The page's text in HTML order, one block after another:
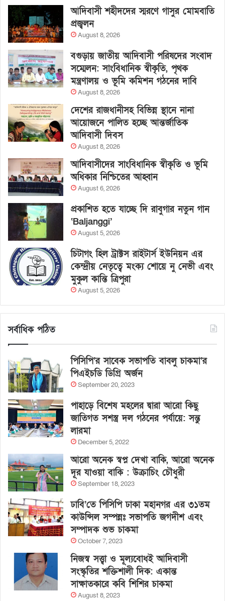
আদিবাসী শহীদদের স্মরণে গাসুর মোমবাতি
প্রজ্বলন
August 8, 2026
বগুড়ায় জাতীয় আদিবাসী পরিষদের সংবাদ
সম্মেলন: সাংবিধানিক স্বীকৃতি, পৃথক
মন্ত্রণালয় ও ভূমি কমিশন গঠনের দাবি
August 8, 2026
দেশের রাজধানীসহ বিভিন্ন স্থানে নানা
আয়োজনে পালিত হচ্ছে আন্তর্জাতিক
আদিবাসী দিবস
August 8, 2026
আদিবাসীদের সাংবিধানিক স্বীকৃতি ও ভূমি
অধিকার নিশ্চিতের আহ্বান
August 6, 2026
প্রকাশিত হতে যাচ্ছে দি রাবুগার নতুন গান
‘Baljanggi’
August 5, 2026
চিটাগং হিল ট্রাক্টস রাইটার্স ইউনিয়ন এর
কেন্দ্রীয় নেতৃত্বে মংক্য শোয়ে নু নেভী এবং
মুকুল কান্তি ত্রিপুরা
August 5, 2026
সর্বাধিক পঠিত
পিসিপি’র সাবেক সভাপতি বাবলু চাকমা’র
পিএইচডি ডিগ্রি অর্জন
September 20, 2023
পাহাড়ে বিশেষ মহলের দ্বারা আরো কিছু
জাতিগত সশস্ত্র দল গঠনের পর্যায়ে: সন্তু
লারমা
December 5, 2022
আরো অনেক স্বপ্ন দেখা বাকি, আরো অনেক
দূর যাওয়া বাকি : উক্রাচিং চৌধুরী
September 18, 2023
ঢাবি’তে পিসিপি ঢাকা মহানগর এর ৩১তম
কাউন্সিল সম্পন্নঃ সভাপতি জগদীশ এবং
সম্পাদক শুভ চাকমা
October 7, 2023
নিজস্ব সত্ত্বা ও মূল্যবোধই আদিবাসী
সংস্কৃতির শক্তিশালী দিক: একান্ত
সাক্ষাতকারে কবি শিশির চাকমা
August 8, 2023